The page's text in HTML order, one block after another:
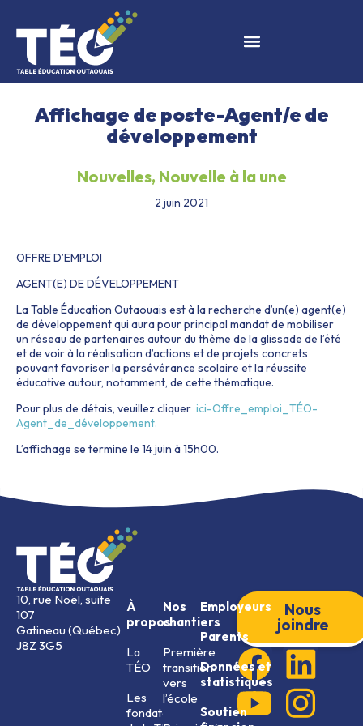
Affichage de poste-Agent/e de
développement
Nouvelles, Nouvelle à la une
2 juin 2021
OFFRE D’EMPLOI
AGENT(E) DE DÉVELOPPEMENT
La Table Éducation Outaouais est à la recherche d’un(e) agent(e)
de développement qui aura pour principal mandat de mobiliser
un réseau de partenaires autour du thème de la glissade de l’été
et de voir à la réalisation d’actions et de projets concrets
pouvant favoriser la persévérance scolaire et la réussite
éducative autour, notamment, de cette thématique.
Pour plus de détais, veuillez cliquer ici-Offre_emploi_TÉO-
Agent_de_développement.
L’affichage se termine le 14 juin à 15h00.
10, rue Noël, suite
107
Gatineau (Québec)
J8Z 3G5
À
propos
La
TÉO
Les
fondateurs
Nos
chantiers
Première
transition
vers
l’école
Employeurs
Parents
Données et
statistiques
Soutien
Nous
joindre